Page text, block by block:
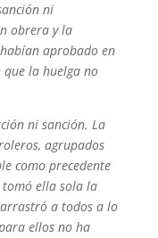
ni
obrera y la
aprobado en
que la huelga no
ni sanción. La
agrupados
como precedente
tomó ella sola la
a todos a lo
ellos no ha